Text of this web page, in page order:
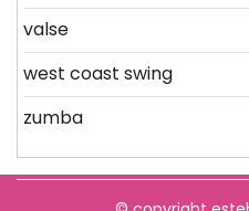
valse
west coast swing
zumba